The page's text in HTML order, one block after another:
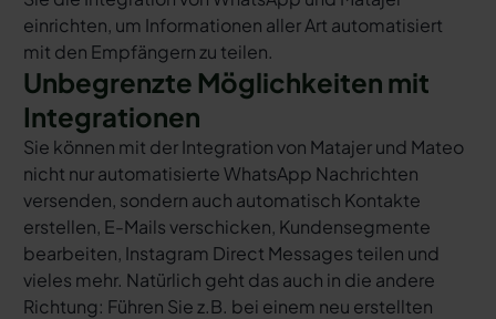
einrichten, um Informationen aller Art automatisiert
mit den Empfängern zu teilen.
Unbegrenzte Möglichkeiten mit
Integrationen
Sie können mit der Integration von Matajer und Mateo
nicht nur automatisierte WhatsApp Nachrichten
versenden, sondern auch automatisch Kontakte
erstellen, E-Mails verschicken, Kundensegmente
bearbeiten, Instagram Direct Messages teilen und
vieles mehr. Natürlich geht das auch in die andere
Richtung: Führen Sie z.B. bei einem neu erstellten